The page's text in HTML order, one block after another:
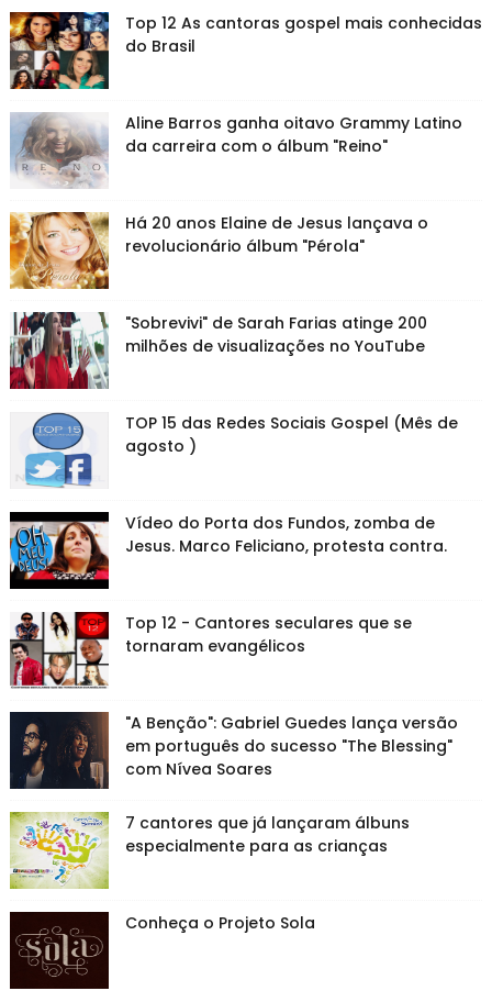
Top 12 As cantoras gospel mais conhecidas
do Brasil
Aline Barros ganha oitavo Grammy Latino
da carreira com o álbum "Reino"
Há 20 anos Elaine de Jesus lançava o
revolucionário álbum "Pérola"
"Sobrevivi" de Sarah Farias atinge 200
milhões de visualizações no YouTube
TOP 15 das Redes Sociais Gospel (Mês de
agosto )
Vídeo do Porta dos Fundos, zomba de
Jesus. Marco Feliciano, protesta contra.
Top 12 - Cantores seculares que se
tornaram evangélicos
"A Benção": Gabriel Guedes lança versão
em português do sucesso "The Blessing"
com Nívea Soares
7 cantores que já lançaram álbuns
especialmente para as crianças
Conheça o Projeto Sola